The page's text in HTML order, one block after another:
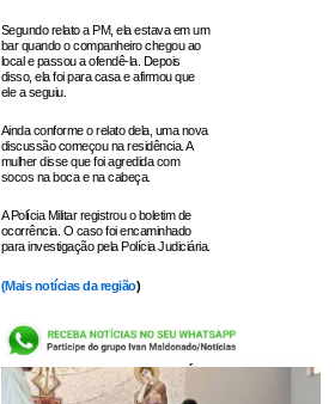
Segundo relato a PM, ela estava em um
bar quando o companheiro chegou ao
local e passou a ofendê-la. Depois
disso, ela foi para casa e afirmou que
ele a seguiu.
Ainda conforme o relato dela, uma nova
discussão começou na residência. A
mulher disse que foi agredida com
socos na boca e na cabeça.
A Polícia Militar registrou o boletim de
ocorrência. O caso foi encaminhado
para investigação pela Polícia Judiciária.
(Mais notícias da região)
LEIA TAMBÉM: